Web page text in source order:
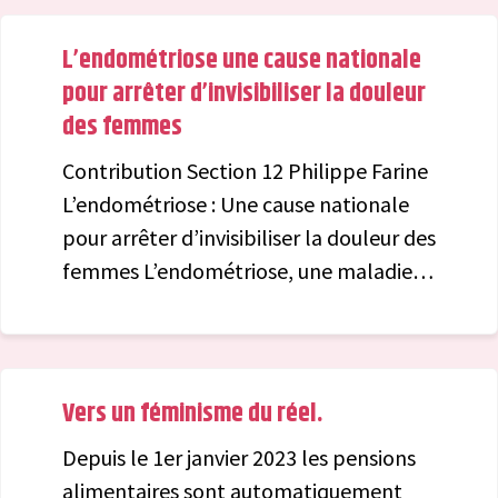
un mouvement non binariste.
L’endométriose une cause nationale
pour arrêter d’invisibiliser la douleur
des femmes
Contribution Section 12 Philippe Farine
L’endométriose : Une cause nationale
pour arrêter d’invisibiliser la douleur des
femmes L’endométriose, une maladie
et l’hyper-irritabilité face à la douleur
féminin de façon congénitale et
prouvé le contraire mais les stéréotypes
Vers un féminisme du réel.
Depuis le 1er janvier 2023 les pensions
alimentaires sont automatiquement